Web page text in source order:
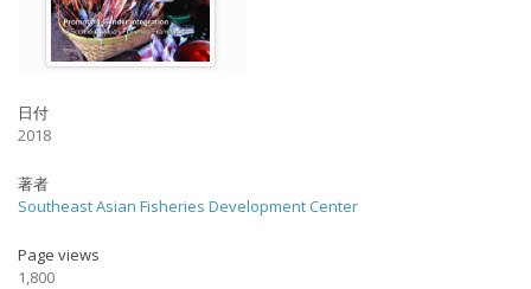
日付
2018
著者
Southeast Asian Fisheries Development Center
Page views
1,800